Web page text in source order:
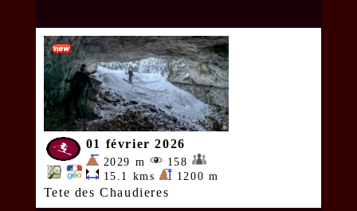
01 février 2026
2029 m
158
15.1 kms
1200 m
Tete des Chaudieres